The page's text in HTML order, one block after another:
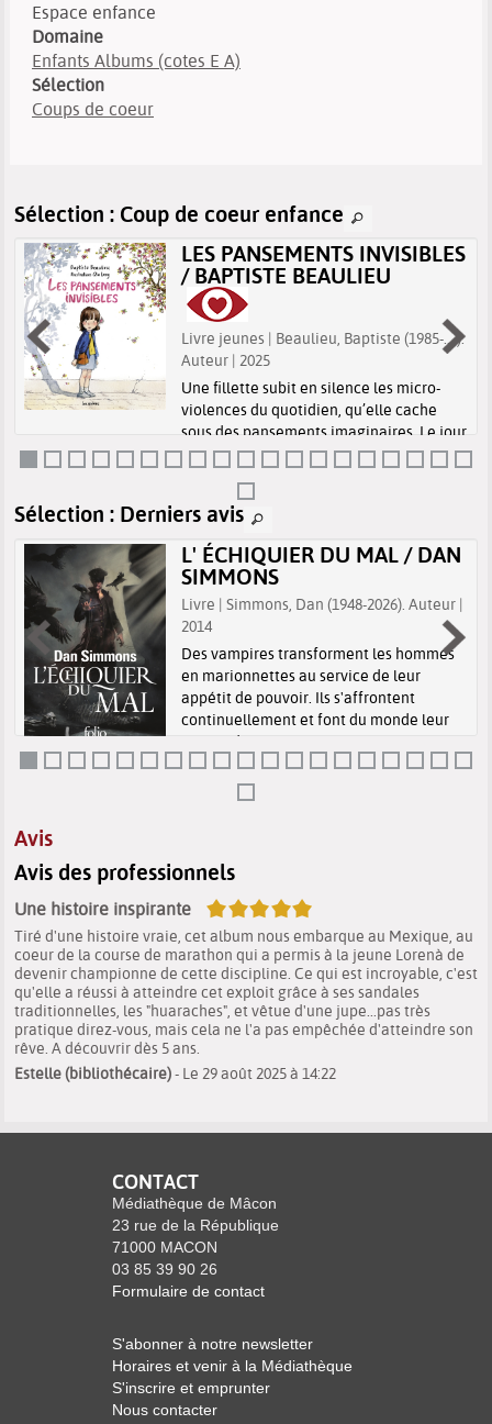
Espace enfance
Domaine
Enfants Albums (cotes E A)
Sélection
Coups de coeur
Sélection : Coup de coeur enfance
LES PANSEMENTS INVISIBLES
/ BAPTISTE BEAULIEU
Livre jeunes | Beaulieu, Baptiste (1985-....).
Auteur | 2025
Une fillette subit en silence les micro-
violences du quotidien, qu’elle cache
sous des pansements imaginaires. Le jour
où elle trouve le courage de parler à sa
transforme sa douleur en espoir.
Sélection : Derniers avis
L' ÉCHIQUIER DU MAL / DAN
SIMMONS
Livre | Simmons, Dan (1948-2026). Auteur |
2014
Des vampires transforment les hommes
en marionnettes au service de leur
appétit de pouvoir. Ils s'affrontent
continuellement et font du monde leur
terrain de jeu.
Avis
Avis des professionnels
Une histoire inspirante 5/5
Tiré d'une histoire vraie, cet album nous embarque au Mexique, au
coeur de la course de marathon qui a permis à la jeune Lorenà de
devenir championne de cette discipline. Ce qui est incroyable, c'est
qu'elle a réussi à atteindre cet exploit grâce à ses sandales
traditionnelles, les "huaraches", et vêtue d'une jupe...pas très
pratique direz-vous, mais cela ne l'a pas empêchée d'atteindre son
rêve. A découvrir dès 5 ans.
Estelle (bibliothécaire)- Le 29 août 2025 à 14:22
CONTACT
Médiathèque de Mâcon
23 rue de la République
71000 MACON
03 85 39 90 26
Formulaire de contact
S'abonner à notre newsletter
Horaires et venir à la Médiathèque
S'inscrire et emprunter
Nous contacter